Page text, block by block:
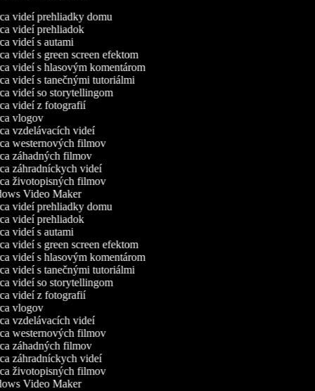
videí prehliadky domu
videí prehliadok
videí s autami
videí s green screen efektom
videí s hlasovým komentárom
videí s tanečnými tutoriálmi
videí so storytellingom
videí z fotografií
vlogov
vzdelávacích videí
westernových filmov
záhadných filmov
záhradníckych videí
životopisných filmov
Video Maker
videí prehliadky domu
videí prehliadok
videí s autami
videí s green screen efektom
videí s hlasovým komentárom
videí s tanečnými tutoriálmi
videí so storytellingom
videí z fotografií
vlogov
vzdelávacích videí
westernových filmov
záhadných filmov
záhradníckych videí
životopisných filmov
Video Maker